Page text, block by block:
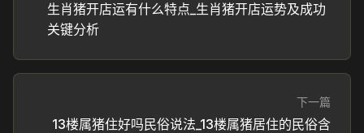
生肖猪开店运有什么特点_生肖猪开店运势及成功
关键分析
下一篇
13楼属猪住好吗民俗说法_13楼属猪居住的民俗含